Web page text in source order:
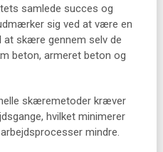
samlede succes og
sig ved at være en
skære gennem selv de
beton, armeret beton og
skæremetoder kræver
hvilket minimerer
mindre.